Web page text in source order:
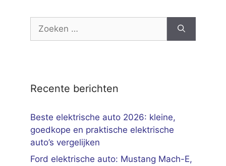
naar:
Recente berichten
Beste elektrische auto 2026: kleine,
goedkope en praktische elektrische
auto’s vergelijken
Ford elektrische auto: Mustang Mach-E,